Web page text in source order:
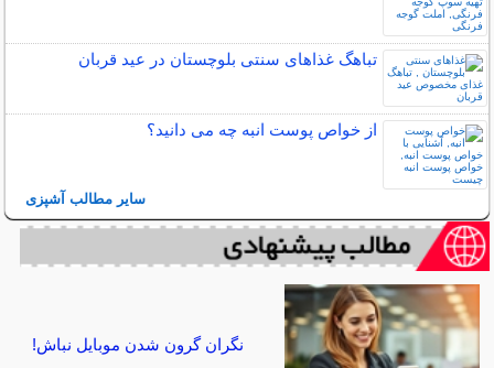
تباهگ غذاهای سنتی بلوچستان در عید قربان
از خواص پوست انبه چه می دانید؟
سایر مطالب آشپزی
نگران گرون شدن موبایل نباش!